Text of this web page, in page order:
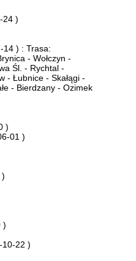
24 )
14 ) : Trasa:
- Wołczyn -
Śl. - Rychtal -
- Łubnice - Skałągi -
- Bierdzany - Ozimek
)
01 )
)
10-22 )